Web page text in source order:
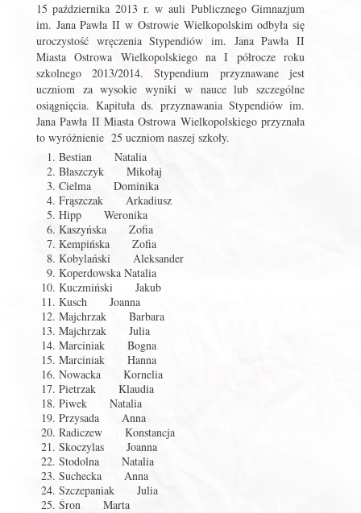
15 października 2013 r. w auli Publicznego Gimnazjum
im. Jana Pawła II w Ostrowie Wielkopolskim odbyła się
uroczystość wręczenia Stypendiów im. Jana Pawła II
Miasta Ostrowa Wielkopolskiego na I półrocze roku
szkolnego 2013/2014. Stypendium przyznawane jest
uczniom za wysokie wyniki w nauce lub szczególne
osiągnięcia. Kapituła ds. przyznawania Stypendiów im.
Jana Pawła II Miasta Ostrowa Wielkopolskiego przyznała
to wyróżnienie 25 uczniom naszej szkoły.
Bestian Natalia
Błaszczyk Mikołaj
Cielma Dominika
Frąszczak Arkadiusz
Hipp Weronika
Kaszyńska Zofia
Kempińska Zofia
Kobylański Aleksander
Koperdowska Natalia
Kuczmiński Jakub
Kusch Joanna
Majchrzak Barbara
Majchrzak Julia
Marciniak Bogna
Marciniak Hanna
Nowacka Kornelia
Pietrzak Klaudia
Piwek Natalia
Przysada Anna
Radiczew Konstancja
Skoczylas Joanna
Stodolna Natalia
Suchecka Anna
Szczepaniak Julia
Śron Marta